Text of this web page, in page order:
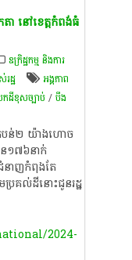
ា នៅខេត្តកំពង់ធំ
ឧក្រិដ្ឋកម្ម និងការ
ដ្ឋ
​​​អង្គភាព​​​
ក​ដី​ខុសច្បាប់​/បឹង
បន់២​​ យ៉ាងហោច
១៧៦នាក់
ាញកំពុងតែ
រ​គល់ដីនោះជូនរដ្ឋ
2024-